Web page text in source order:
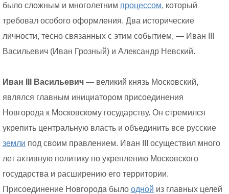
было сложным и многолетним процессом, который
требовал особого оформления. Два исторические
личности, тесно связанных с этим событием, — Иван III
Васильевич (Иван Грозный) и Александр Невский.
Иван III Васильевич — великий князь Московский,
являлся главным инициатором присоединения
Новгорода к Московскому государству. Он стремился
укрепить центральную власть и объединить все русские
земли под своим правлением. Иван III осуществил много
лет активную политику по укреплению Московского
государства и расширению его территории.
Присоединение Новгорода было одной из главных целей